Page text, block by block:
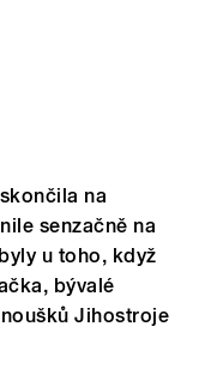
na
senzačně na
u toho, když
bývalé
Jihostroje